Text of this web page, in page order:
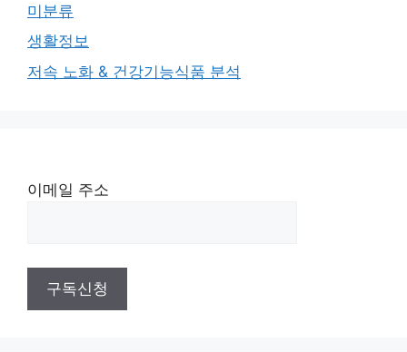
미분류
생활정보
저속 노화 & 건강기능식품 분석
이메일 주소